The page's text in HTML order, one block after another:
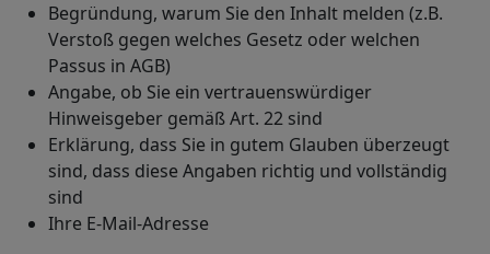
Begründung, warum Sie den Inhalt melden (z.B.
Verstoß gegen welches Gesetz oder welchen
Passus in AGB)
Angabe, ob Sie ein vertrauenswürdiger
Hinweisgeber gemäß Art. 22 sind
Erklärung, dass Sie in gutem Glauben überzeugt
sind, dass diese Angaben richtig und vollständig
sind
Ihre E-Mail-Adresse